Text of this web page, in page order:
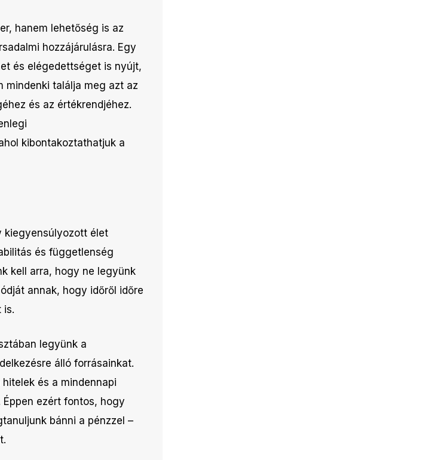
hanem lehetőség is az
hozzájárulásra. Egy
és elégedettséget is nyújt,
mindenki találja meg azt az
és az értékrendjéhez.
kibontakoztathatjuk a
kiegyensúlyozott élet
és függetlenség
kell arra, hogy ne legyünk
annak, hogy időről időre
is.
legyünk a
álló forrásainkat.
és a mindennapi
ezért fontos, hogy
bánni a pénzzel –